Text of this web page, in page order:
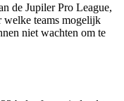
de Jupiler Pro League,
welke teams mogelijk
niet wachten om te